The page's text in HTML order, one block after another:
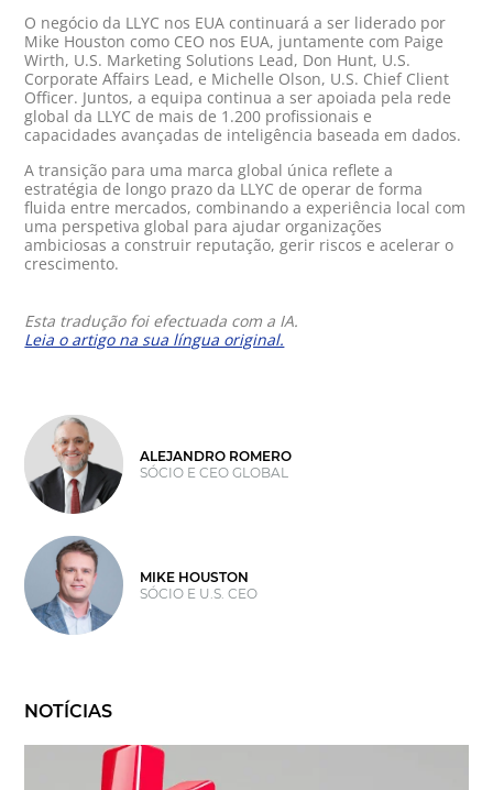
O negócio da LLYC nos EUA continuará a ser liderado por
Mike Houston como CEO nos EUA, juntamente com Paige
Wirth, U.S. Marketing Solutions Lead, Don Hunt, U.S.
Corporate Affairs Lead, e Michelle Olson, U.S. Chief Client
Officer. Juntos, a equipa continua a ser apoiada pela rede
global da LLYC de mais de 1.200 profissionais e
capacidades avançadas de inteligência baseada em dados.
A transição para uma marca global única reflete a
estratégia de longo prazo da LLYC de operar de forma
fluida entre mercados, combinando a experiência local com
uma perspetiva global para ajudar organizações
ambiciosas a construir reputação, gerir riscos e acelerar o
crescimento.
Esta tradução foi efectuada com a IA.
Leia o artigo na sua língua original.
ALEJANDRO ROMERO
SÓCIO E CEO GLOBAL
MIKE HOUSTON
SÓCIO E U.S. CEO
NOTÍCIAS